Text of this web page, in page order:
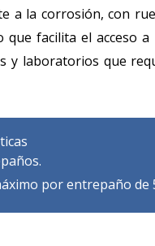
a la corrosión, con
que facilita el acceso
y laboratorios que
por entrepaño de